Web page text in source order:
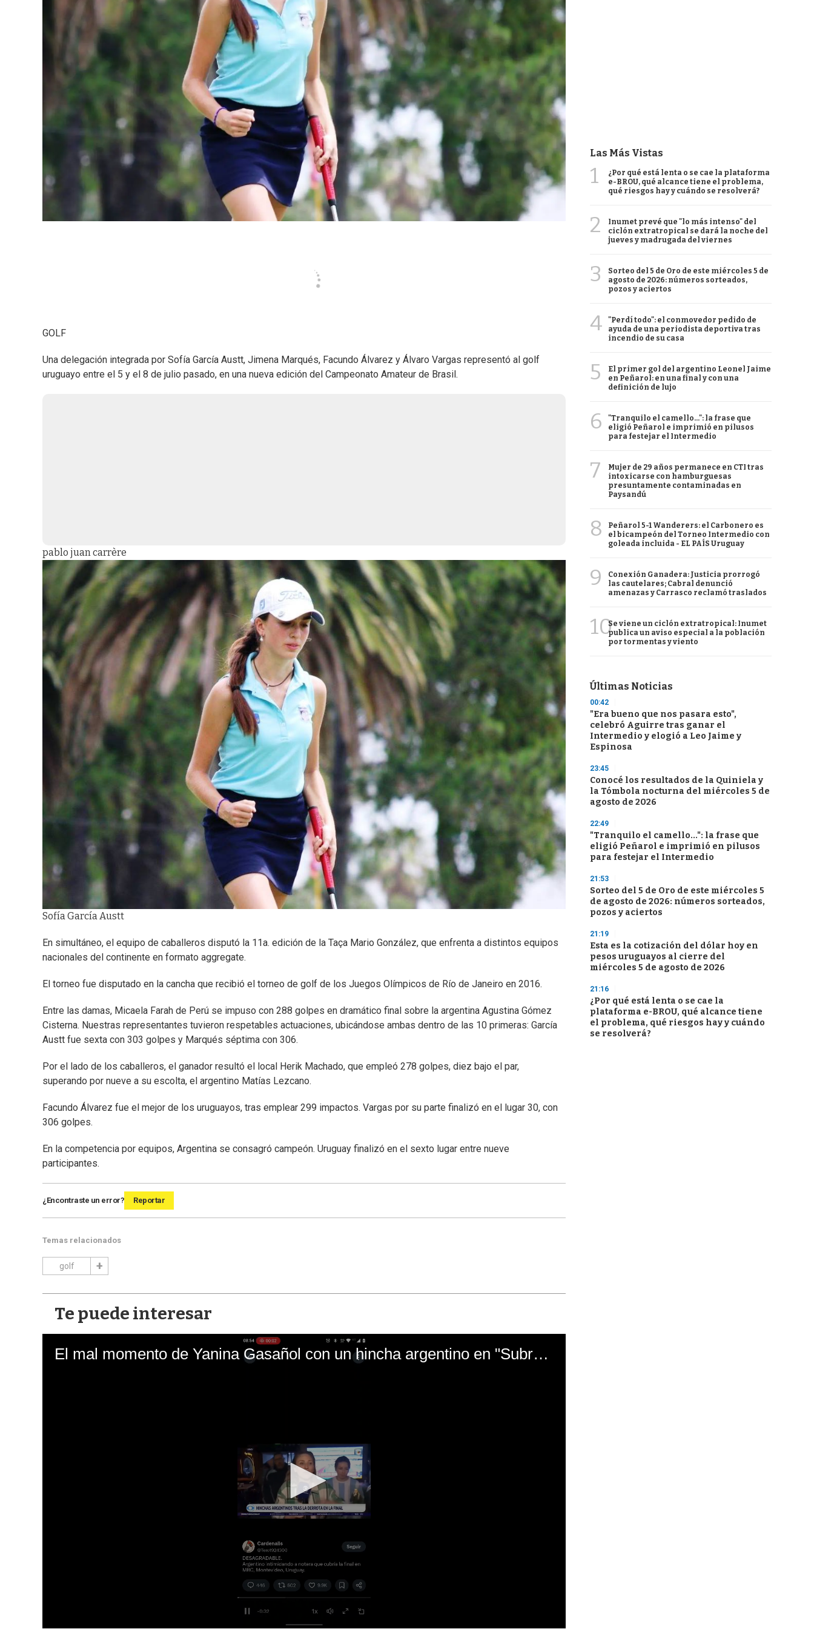
GOLF
Una delegación integrada por Sofía García Austt, Jimena Marqués, Facundo Álvarez y Álvaro Vargas representó al golf
uruguayo entre el 5 y el 8 de julio pasado, en una nueva edición del Campeonato Amateur de Brasil.
pablo juan carrère
Sofía García Austt
En simultáneo, el equipo de caballeros disputó la 11a. edición de la Taça Mario González, que enfrenta a distintos equipos
nacionales del continente en formato aggregate.
El torneo fue disputado en la cancha que recibió el torneo de golf de los Juegos Olímpicos de Río de Janeiro en 2016.
Entre las damas, Micaela Farah de Perú se impuso con 288 golpes en dramático final sobre la argentina Agustina Gómez
Cisterna. Nuestras representantes tuvieron respetables actuaciones, ubicándose ambas dentro de las 10 primeras: García
Austt fue sexta con 303 golpes y Marqués séptima con 306.
Por el lado de los caballeros, el ganador resultó el local Herik Machado, que empleó 278 golpes, diez bajo el par,
superando por nueve a su escolta, el argentino Matías Lezcano.
Facundo Álvarez fue el mejor de los uruguayos, tras emplear 299 impactos. Vargas por su parte finalizó en el lugar 30, con
306 golpes.
En la competencia por equipos, Argentina se consagró campeón. Uruguay finalizó en el sexto lugar entre nueve
participantes.
¿Encontraste un error? Reportar
Temas relacionados
golf
Te puede interesar
El mal momento de Yanina Gasañol con un hincha argentino en "Subrayado"
Las Más Vistas
1
¿Por qué está lenta o se cae la plataforma
e-BROU, qué alcance tiene el problema,
qué riesgos hay y cuándo se resolverá?
2
Inumet prevé que "lo más intenso" del
ciclón extratropical se dará la noche del
jueves y madrugada del viernes
3
Sorteo del 5 de Oro de este miércoles 5 de
agosto de 2026: números sorteados,
pozos y aciertos
4
"Perdí todo": el conmovedor pedido de
ayuda de una periodista deportiva tras
incendio de su casa
5
El primer gol del argentino Leonel Jaime
en Peñarol: en una final y con una
definición de lujo
6
"Tranquilo el camello...": la frase que
eligió Peñarol e imprimió en pilusos
para festejar el Intermedio
7
Mujer de 29 años permanece en CTI tras
intoxicarse con hamburguesas
presuntamente contaminadas en
Paysandú
8
Peñarol 5-1 Wanderers: el Carbonero es
el bicampeón del Torneo Intermedio con
goleada incluida - EL PAÍS Uruguay
9
Conexión Ganadera: Justicia prorrogó
las cautelares; Cabral denunció
amenazas y Carrasco reclamó traslados
10Se viene un ciclón extratropical: Inumet
publica un aviso especial a la población
por tormentas y viento
Últimas Noticias
00:42
"Era bueno que nos pasara esto",
celebró Aguirre tras ganar el
Intermedio y elogió a Leo Jaime y
Espinosa
23:45
Conocé los resultados de la Quiniela y
la Tómbola nocturna del miércoles 5 de
agosto de 2026
22:49
"Tranquilo el camello...": la frase que
eligió Peñarol e imprimió en pilusos
para festejar el Intermedio
21:53
Sorteo del 5 de Oro de este miércoles 5
de agosto de 2026: números sorteados,
pozos y aciertos
21:19
Esta es la cotización del dólar hoy en
pesos uruguayos al cierre del
miércoles 5 de agosto de 2026
21:16
¿Por qué está lenta o se cae la
plataforma e-BROU, qué alcance tiene
el problema, qué riesgos hay y cuándo
se resolverá?